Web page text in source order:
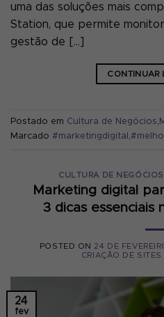
uma das soluções mais
Station, que permite
gestão de […]
CONTINUAR
Postado em Cultura de Negócios,
Marcado #marketingdigital ,
CULTURA DE NEGÓCIOS
Marketing digital
3 dicas essenciais
POSTED ON24 DE
CRIAÇÃO DE SITES
24
fev